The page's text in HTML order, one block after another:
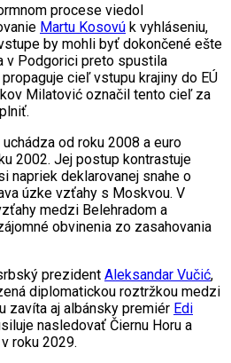
procese viedol
Martu Kosovú k vyhláseniu,
by mohli byť dokončené ešte
v Podgorici preto spustila
propaguje cieľ vstupu krajiny do EÚ
Milatović označil tento cieľ za
od roku 2008 a euro
2002. Jej postup kontrastuje
napriek deklarovanej snahe o
úzke vzťahy s Moskvou. V
medzi Belehradom a
obvinenia zo zasahovania
prezident Aleksandar Vučić,
diplomatickou roztržkou medzi
zavíta aj albánsky premiér Edi
nasledovať Čiernu Horu a
roku 2029.